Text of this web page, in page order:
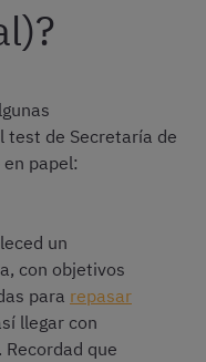
test de Secretaría de
papel:
un
con objetivos
para repasar
llegar con
que